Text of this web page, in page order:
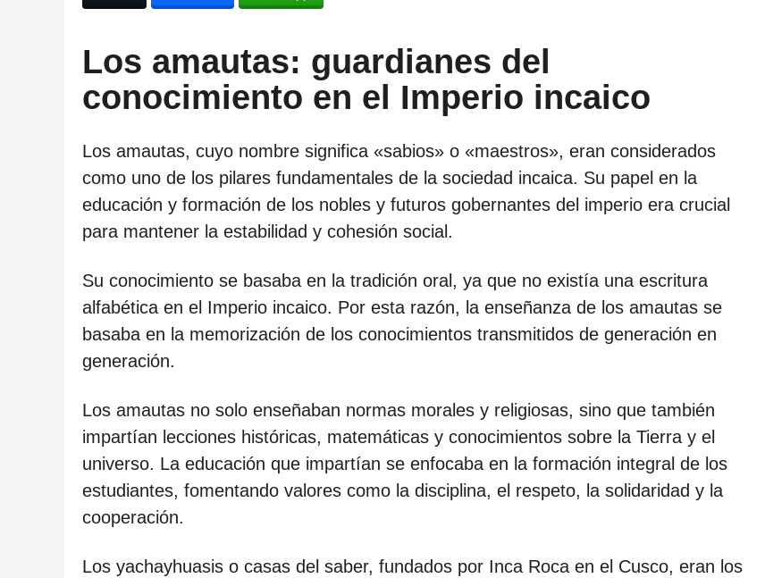
s
e
d
e
l
a
p
b
i
c
a
c
i
ó
Los amautas: guardianes del
conocimiento en el Imperio incaico
Los amautas, cuyo nombre significa «sabios» o «maestros», eran considerados
como uno de los pilares fundamentales de la sociedad incaica. Su papel en la
educación y formación de los nobles y futuros gobernantes del imperio era crucial
para mantener la estabilidad y cohesión social.
Su conocimiento se basaba en la tradición oral, ya que no existía una escritura
alfabética en el Imperio incaico. Por esta razón, la enseñanza de los amautas se
basaba en la memorización de los conocimientos transmitidos de generación en
generación.
Los amautas no solo enseñaban normas morales y religiosas, sino que también
impartían lecciones históricas, matemáticas y conocimientos sobre la Tierra y el
universo. La educación que impartían se enfocaba en la formación integral de los
estudiantes, fomentando valores como la disciplina, el respeto, la solidaridad y la
cooperación.
Los yachayhuasis o casas del saber, fundados por Inca Roca en el Cusco, eran los